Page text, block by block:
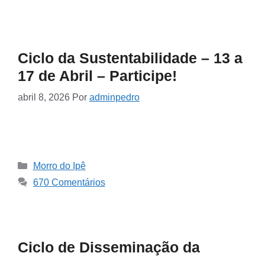
Ciclo da Sustentabilidade – 13 a
17 de Abril – Participe!
abril 8, 2026 Por adminpedro
Morro do Ipê
670 Comentários
Ciclo de Disseminação da